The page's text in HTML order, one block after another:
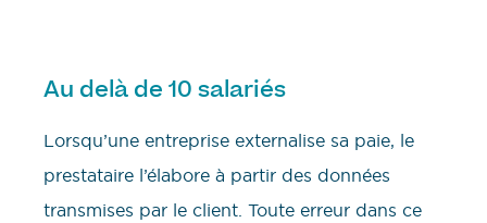
Au delà de 10 salariés
Lorsqu’une entreprise externalise sa paie, le
prestataire l’élabore à partir des données
transmises par le client. Toute erreur dans ce